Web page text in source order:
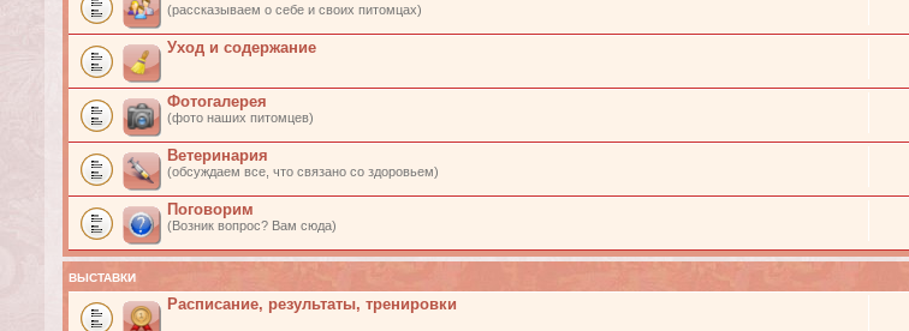
(рассказываем о себе и своих питомцах)
Уход и содержание
Фотогалерея
(фото наших питомцев)
Ветеринария
(обсуждаем все, что связано со здоровьем)
Поговорим
(Возник вопрос? Вам сюда)
ВЫСТАВКИ
Расписание, результаты, тренировки